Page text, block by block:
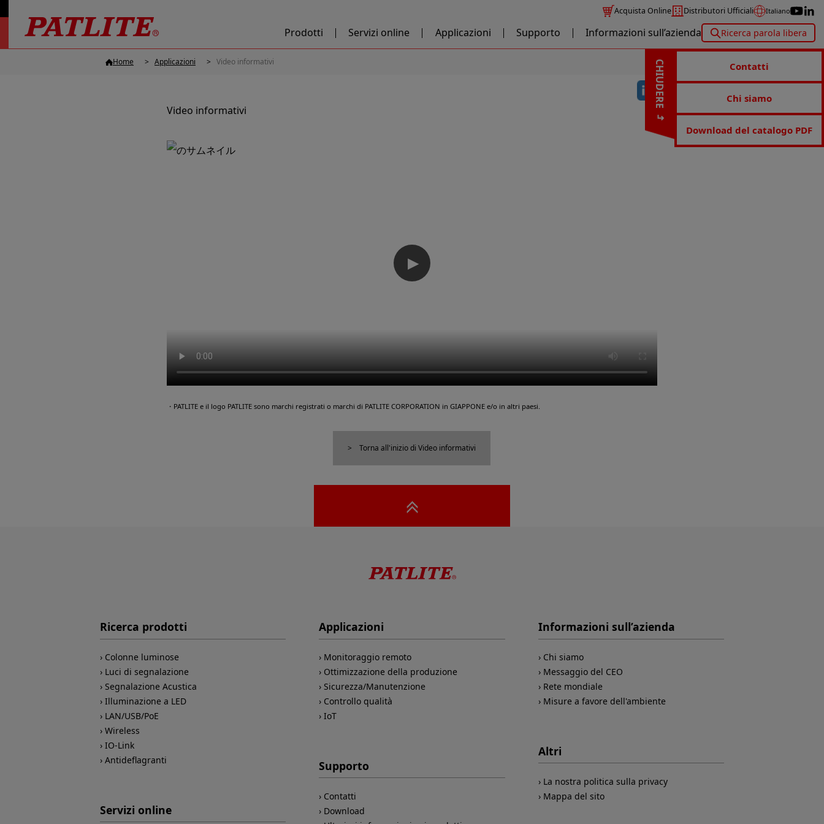
Acquista Online Distributori Ufficiali Italiano
Prodotti Servizi online Applicazioni Supporto Informazioni sull’azienda Ricerca parola libera
CHIUDERE Contatti
Chi siamo
Download del catalogo PDF
Home Applicazioni Video informativi
Video informativi
▶
・PATLITE e il logo PATLITE sono marchi registrati o marchi di PATLITE CORPORATION in GIAPPONE e/o in altri paesi.
Torna all'inizio di Video informativi
Ricerca prodotti
Colonne luminose
Luci di segnalazione
Segnalazione Acustica
Illuminazione a LED
LAN/USB/PoE
Wireless
IO-Link
Antideflagranti
Servizi online
Applicazioni
Monitoraggio remoto
Ottimizzazione della produzione
Sicurezza/Manutenzione
Controllo qualità
IoT
Supporto
Contatti
Download
Informazioni sull’azienda
Chi siamo
Messaggio del CEO
Rete mondiale
Misure a favore dell'ambiente
Altri
La nostra politica sulla privacy
Mappa del sito